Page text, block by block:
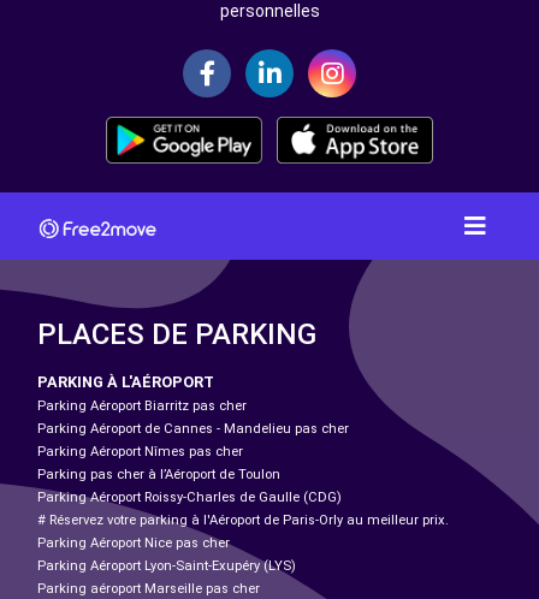
personnelles
PLACES DE PARKING
PARKING À L'AÉROPORT
Parking Aéroport Biarritz pas cher
Parking Aéroport de Cannes - Mandelieu pas cher
Parking Aéroport Nîmes pas cher
Parking pas cher à l’Aéroport de Toulon
Parking Aéroport Roissy-Charles de Gaulle (CDG)
# Réservez votre parking à l'Aéroport de Paris-Orly au meilleur prix.
Parking Aéroport Nice pas cher
Parking Aéroport Lyon-Saint-Exupéry (LYS)
Parking aéroport Marseille pas cher